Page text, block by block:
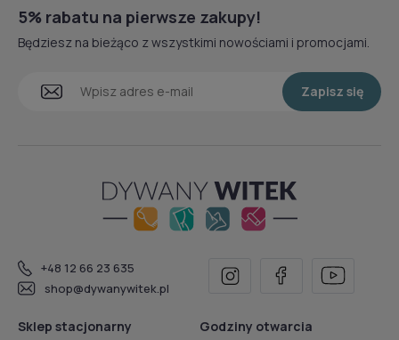
5% rabatu na pierwsze zakupy!
Będziesz na bieżąco z wszystkimi nowościami i promocjami.
Zapisz się
+48 12 66 23 635
shop@dywanywitek.pl
Sklep stacjonarny Godziny otwarcia